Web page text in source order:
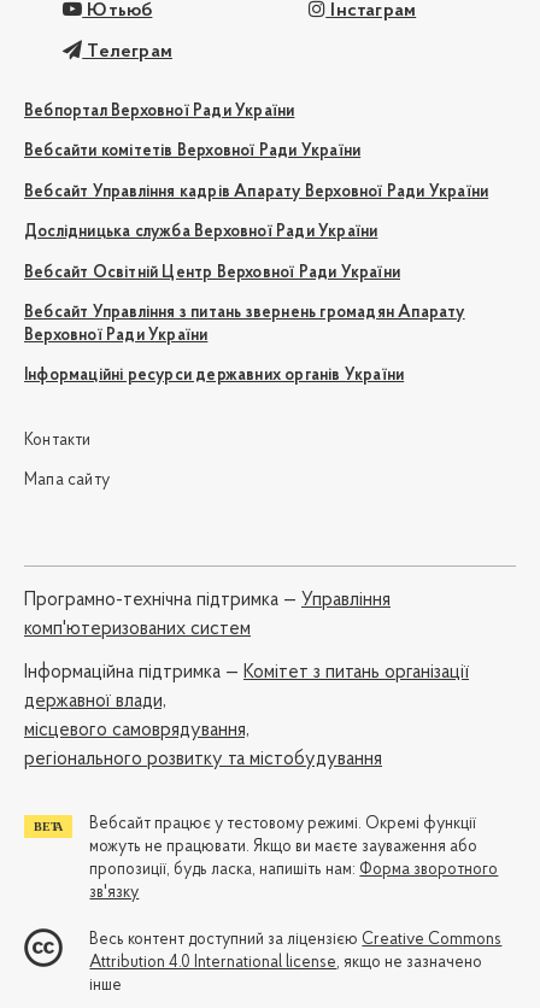
Ютьюб Інстаграм
Телеграм
Вебпортал Верховної Ради України
Вебсайти комітетів Верховної Ради України
Вебсайт Управління кадрів Апарату Верховної Ради України
Дослідницька служба Верховної Ради України
Вебсайт Освітній Центр Верховної Ради України
Вебсайт Управління з питань звернень громадян Апарату
Верховної Ради України
Інформаційні ресурси державних органів України
Контакти
Мапа сайту
Програмно-технічна підтримка — Управління
комп'ютеризованих систем
Iнформаційна підтримка — Комітет з питань організації
державної влади,
місцевого самоврядування,
регіонального розвитку та містобудування
Вебсайт працює у тестовому режимі. Окремі функції
можуть не працювати. Якщо ви маєте зауваження або
пропозиції, будь ласка, напишіть нам: Форма зворотного
зв'язку
Весь контент доступний за ліцензією Creative Commons
Attribution 4.0 International license, якщо не зазначено
інше